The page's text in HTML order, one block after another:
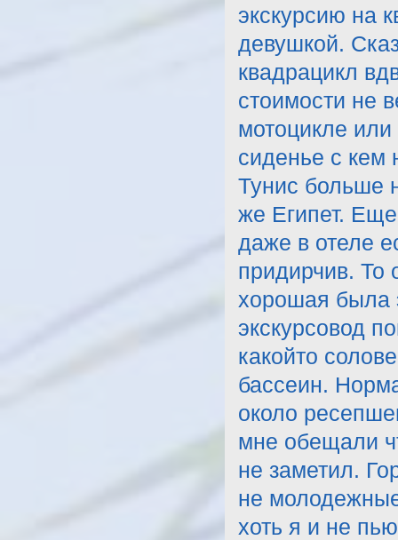
экскурсию на
девушкой.
квадрацикл
стоимости не
мотоцикле
сиденье с кем
Тунис больше
же Египет.
даже в отеле
придирчив. То
хорошая была
экскурсовод
какойто
бассеин.
около
мне обещали
не заметил.
не
хоть я и не